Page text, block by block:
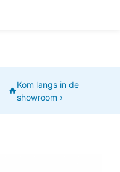
Kom langs in de
showroom ›